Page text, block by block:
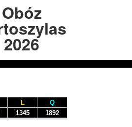
Obóz
2026